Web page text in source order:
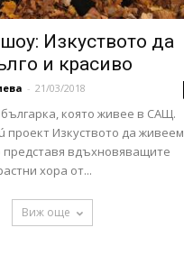
Изкуството да
и красиво
- 21/03/2018
която живее в САЩ.
проект Изкуството да живеем
представя вдъхновяващите
хора от...
Виж още